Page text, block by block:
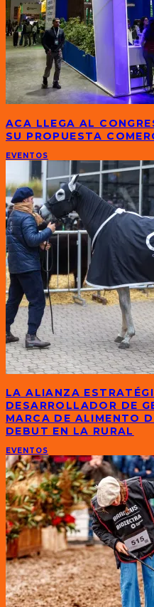
ACA LLEGA AL
SU PROPUESTA
EVENTOS
LA ALIANZA
DESARROLLADOR DE
MARCA DE ALIMENTO
DEBUT EN LA RURAL
EVENTOS